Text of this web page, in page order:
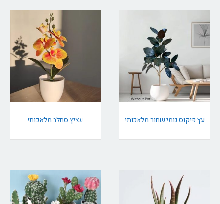
עץ פיקוס גומי שחור מלאכותי עציץ סחלב מלאכותי